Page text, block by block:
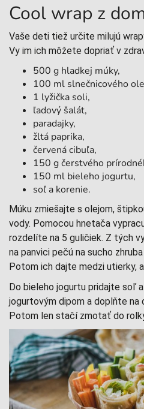
Cool wrap z
Vaše deti tiež určite milujú
Vy im ich môžete dopriať v
500 g hladkej múky,
100 ml slnečnicového
1 lyžička soli,
ľadový šalát,
paradajky,
žltá paprika,
červená cibuľa,
150 g čerstvého
150 ml bieleho jogurtu,
soľ a korenie.
Múku zmiešajte s olejom,
vody. Pomocou hnetača
rozdelíte na 5 guličiek. Z tých
na panvici pečú na sucho
Potom ich dajte medzi utierky,
Do bieleho jogurtu pridajte soľ
jogurtovým dipom a doplňte na
Potom len stačí zmotať do